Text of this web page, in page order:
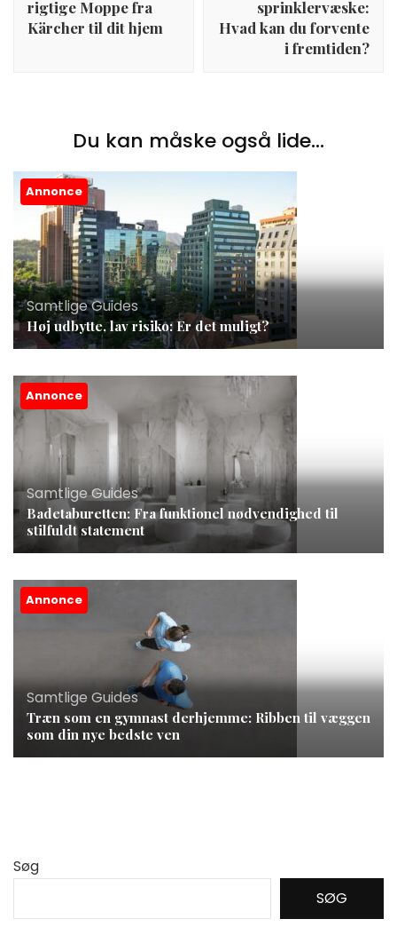
rigtige Moppe fra
Kärcher til dit hjem
sprinklervæske:
Hvad kan du forvente
i fremtiden?
Du kan måske også lide...
Annonce
Samtlige Guides
Høj udbytte, lav risiko: Er det muligt?
Annonce
Samtlige Guides
Badetaburetten: Fra funktionel nødvendighed til
stilfuldt statement
Annonce
Samtlige Guides
Træn som en gymnast derhjemme: Ribben til væggen
som din nye bedste ven
Søg
SØG